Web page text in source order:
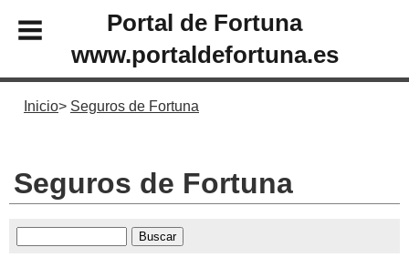
Portal de Fortuna
www.portaldefortuna.es
Inicio Seguros de Fortuna
Seguros de Fortuna